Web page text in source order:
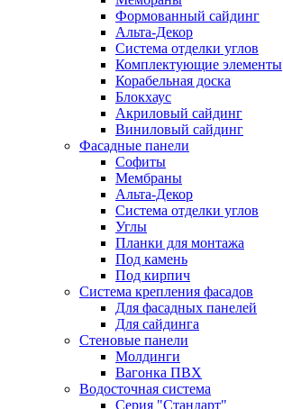
Формованный сайдинг
Альта-Декор
Система отделки углов
Комплектующие элементы
Корабельная доска
Блокхаус
Акриловый сайдинг
Виниловый сайдинг
Фасадные панели
Софиты
Мембраны
Альта-Декор
Система отделки углов
Углы
Планки для монтажа
Под камень
Под кирпич
Система крепления фасадов
Для фасадных панелей
Для сайдинга
Стеновые панели
Молдинги
Вагонка ПВХ
Водосточная система
Серия "Стандарт"